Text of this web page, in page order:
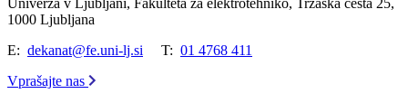
Univerza v Ljubljani, Fakulteta za elektrotehniko, Tržaška cesta 25,
1000 Ljubljana
E: dekanat@fe.uni-lj.si T: 01 4768 411
Vprašajte nas